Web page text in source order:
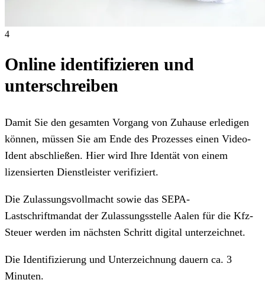
4
Online identifizieren und
unterschreiben
Damit Sie den gesamten Vorgang von Zuhause erledigen
können, müssen Sie am Ende des Prozesses einen Video-
Ident abschließen. Hier wird Ihre Identät von einem
lizensierten Dienstleister verifiziert.
Die Zulassungsvollmacht sowie das SEPA-
Lastschriftmandat der Zulassungsstelle Aalen für die Kfz-
Steuer werden im nächsten Schritt digital unterzeichnet.
Die Identifizierung und Unterzeichnung dauern ca. 3
Minuten.